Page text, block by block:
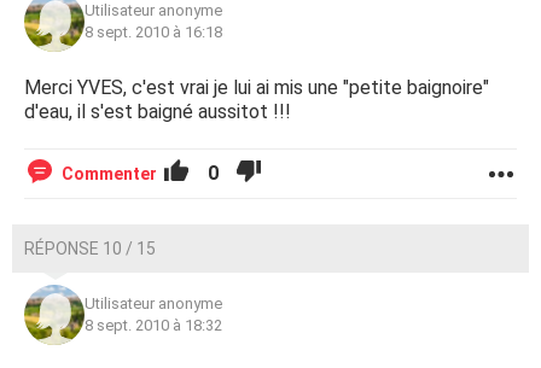
Utilisateur anonyme
8 sept. 2010 à 16:18
Merci YVES, c'est vrai je lui ai mis une "petite baignoire"
d'eau, il s'est baigné aussitot !!!
Commenter 0
RÉPONSE 10 / 15
Utilisateur anonyme
8 sept. 2010 à 18:32